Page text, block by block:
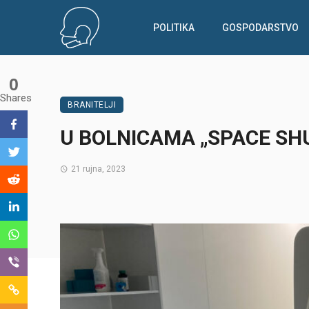
POLITIKA GOSPODARSTVO
BRANITELJI
U BOLNICAMA „SPACE
21 rujna, 2023
0
Shares